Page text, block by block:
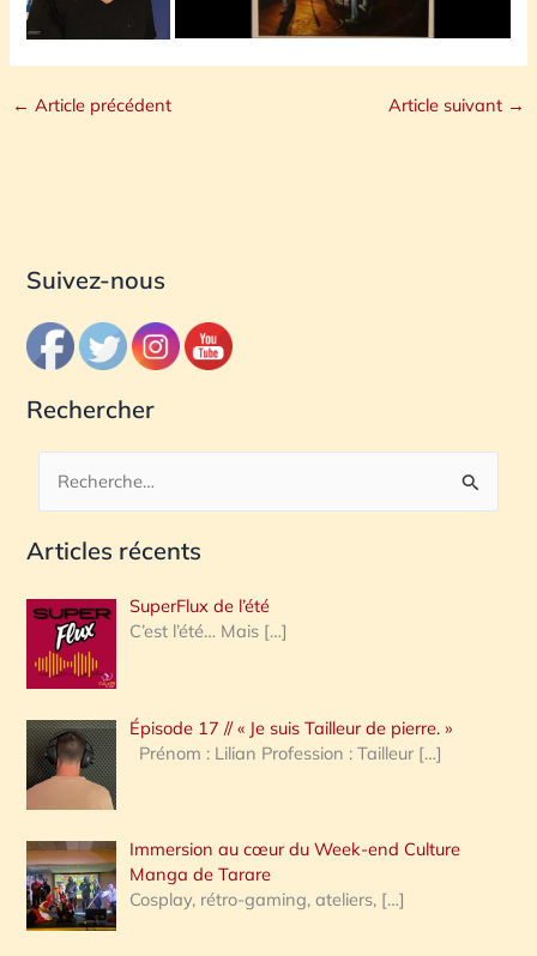
← Article précédent Article suivant →
Suivez-nous
Rechercher
c
e
r
c
h
e
:
Articles récents
SuperFlux de l’été
C’est l’été… Mais […]
Épisode 17 // « Je suis Tailleur de pierre. »
Prénom : Lilian Profession : Tailleur […]
Immersion au cœur du Week-end Culture
Manga de Tarare
Cosplay, rétro-gaming, ateliers, […]